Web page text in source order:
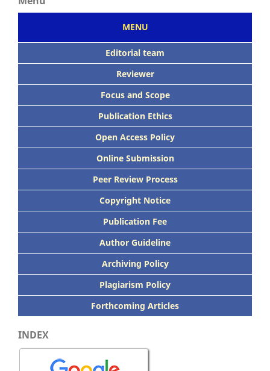
MENU
Editorial team
Reviewer
Focus and Scope
Publication Ethics
Open Access Policy
Online Submission
Peer Review Process
Copyright Notice
Publication Fee
Author Guideline
Archiving Policy
Plagiarism Policy
Forthcoming Articles
INDEX